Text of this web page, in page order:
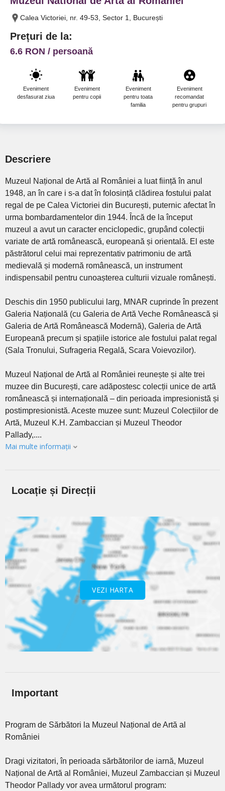
Calea Victoriei, nr. 49-53, Sector 1, București
Prețuri de la:
6.6 RON / persoană
Eveniment
desfasurat ziua
Eveniment
pentru copii
Eveniment
pentru toata
familia
Eveniment
recomandat
pentru grupuri
Descriere
Muzeul Național de Artă al României a luat ființă în anul
1948, an în care i s-a dat în folosință clădirea fostului palat
regal de pe Calea Victoriei din București, puternic afectat în
urma bombardamentelor din 1944. Încă de la început
muzeul a avut un caracter enciclopedic, grupând colecții
variate de artă românească, europeană și orientală. El este
păstrătorul celui mai reprezentativ patrimoniu de artă
medievală și modernă românească, un instrument
indispensabil pentru cunoașterea culturii vizuale românești.
Deschis din 1950 publicului larg, MNAR cuprinde în prezent
Galeria Națională (cu Galeria de Artă Veche Românească și
Galeria de Artă Românească Modernă), Galeria de Artă
Europeană precum și spațiile istorice ale fostului palat regal
(Sala Tronului, Sufrageria Regală, Scara Voievozilor).
Muzeul Național de Artă al României reunește și alte trei
muzee din București, care adăpostesc colecții unice de artă
românească și internațională – din perioada impresionistă și
postimpresionistă. Aceste muzee sunt: Muzeul Colecțiilor de
Artă, Muzeul K.H. Zambaccian și Muzeul Theodor
Pallady,....
Mai multe informații
Locație și Direcții
VEZI HARTA
Important
Program de Sărbători la Muzeul Național de Artă al
României
Dragi vizitatori, în perioada sărbătorilor de iarnă, Muzeul
Național de Artă al României, Muzeul Zambaccian și Muzeul
Theodor Pallady vor avea următorul program: